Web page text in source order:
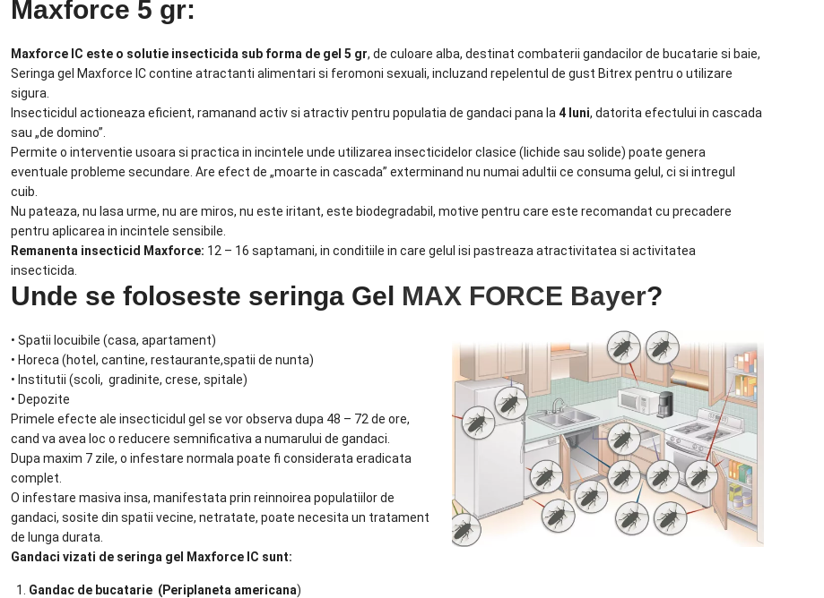
Maxforce 5 gr:
Maxforce IC este o solutie insecticida sub forma de gel 5 gr, de culoare alba, destinat combaterii gandacilor de bucatarie si baie,
Seringa gel Maxforce IC contine atractanti alimentari si feromoni sexuali, incluzand repelentul de gust Bitrex pentru o utilizare
sigura.
Insecticidul actioneaza eficient, ramanand activ si atractiv pentru populatia de gandaci pana la 4 luni, datorita efectului in cascada
sau „de domino”.
Permite o interventie usoara si practica in incintele unde utilizarea insecticidelor clasice (lichide sau solide) poate genera
eventuale probleme secundare. Are efect de „moarte in cascada” exterminand nu numai adultii ce consuma gelul, ci si intregul
cuib.
Nu pateaza, nu lasa urme, nu are miros, nu este iritant, este biodegradabil, motive pentru care este recomandat cu precadere
pentru aplicarea in incintele sensibile.
Remanenta insecticid Maxforce: 12 – 16 saptamani, in conditiile in care gelul isi pastreaza atractivitatea si activitatea
insecticida.
Unde se foloseste seringa Gel MAX FORCE Bayer?
• Spatii locuibile (casa, apartament)
• Horeca (hotel, cantine, restaurante,spatii de nunta)
• Institutii (scoli, gradinite, crese, spitale)
• Depozite
Primele efecte ale insecticidul gel se vor observa dupa 48 – 72 de ore,
cand va avea loc o reducere semnificativa a numarului de gandaci.
Dupa maxim 7 zile, o infestare normala poate fi considerata eradicata
complet.
O infestare masiva insa, manifestata prin reinnoirea populatiilor de
gandaci, sosite din spatii vecine, netratate, poate necesita un tratament
de lunga durata.
Gandaci vizati de seringa gel Maxforce IC sunt:
Gandac de bucatarie (Periplaneta americana)